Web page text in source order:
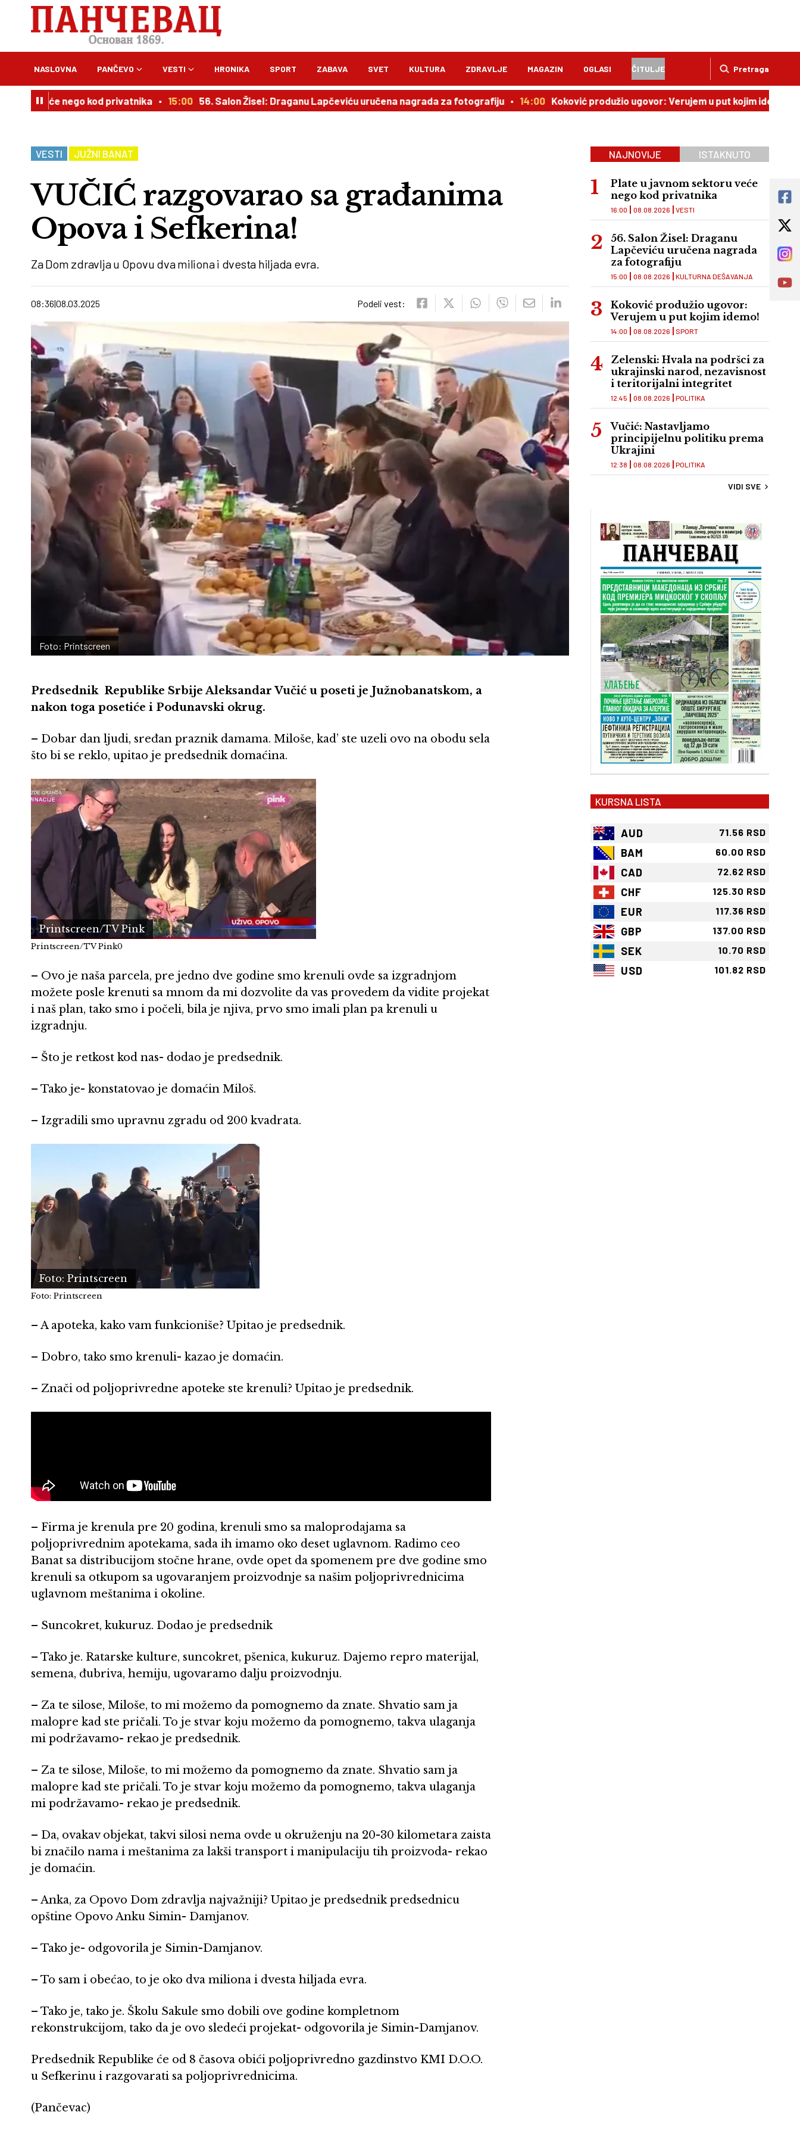
Pretraga
NASLOVNA PANČEVO VESTI HRONIKA SPORT ZABAVA SVET KULTURA ZDRAVLJE MAGAZIN OGLASI ČITULJE
veće nego kod privatnika 15:00 56. Salon Žisel: Draganu Lapčeviću uručena nagrada za fotografiju 14:00 Koković produžio ugovor: Verujem u put kojim idemo!
VESTI JUŽNI BANAT
VUČIĆ razgovarao sa građanima
Opova i Sefkerina!
Za Dom zdravlja u Opovu dva miliona i dvesta hiljada evra.
08:36 08.03.2025 Podeli vest:
Foto: Printscreen
Predsednik Republike Srbije Aleksandar Vučić u poseti je Južnobanatskom, a
nakon toga posetiće i Podunavski okrug.
– Dobar dan ljudi, sređan praznik damama. Miloše, kad’ ste uzeli ovo na obodu sela
što bi se reklo, upitao je predsednik domaćina.
Printscreen/TV Pink0
Printscreen/TV Pink
– Ovo je naša parcela, pre jedno dve godine smo krenuli ovde sa izgradnjom
možete posle krenuti sa mnom da mi dozvolite da vas provedem da vidite projekat
i naš plan, tako smo i počeli, bila je njiva, prvo smo imali plan pa krenuli u
izgradnju.
– Što je retkost kod nas- dodao je predsednik.
– Tako je- konstatovao je domaćin Miloš.
– Izgradili smo upravnu zgradu od 200 kvadrata.
Foto: Printscreen
Foto: Printscreen
– A apoteka, kako vam funkcioniše? Upitao je predsednik.
– Dobro, tako smo krenuli- kazao je domaćin.
– Znači od poljoprivredne apoteke ste krenuli? Upitao je predsednik.
– Firma je krenula pre 20 godina, krenuli smo sa maloprodajama sa
poljoprivrednim apotekama, sada ih imamo oko deset uglavnom. Radimo ceo
Banat sa distribucijom stočne hrane, ovde opet da spomenem pre dve godine smo
krenuli sa otkupom sa ugovaranjem proizvodnje sa našim poljoprivrednicima
uglavnom meštanima i okoline.
– Suncokret, kukuruz. Dodao je predsednik
– Tako je. Ratarske kulture, suncokret, pšenica, kukuruz. Dajemo repro materijal,
semena, đubriva, hemiju, ugovaramo dalju proizvodnju.
– Za te silose, Miloše, to mi možemo da pomognemo da znate. Shvatio sam ja
malopre kad ste pričali. To je stvar koju možemo da pomognemo, takva ulaganja
mi podržavamo- rekao je predsednik.
– Za te silose, Miloše, to mi možemo da pomognemo da znate. Shvatio sam ja
malopre kad ste pričali. To je stvar koju možemo da pomognemo, takva ulaganja
mi podržavamo- rekao je predsednik.
– Da, ovakav objekat, takvi silosi nema ovde u okruženju na 20-30 kilometara zaista
bi značilo nama i meštanima za lakši transport i manipulaciju tih proizvoda- rekao
je domaćin.
– Anka, za Opovo Dom zdravlja najvažniji? Upitao je predsednik predsednicu
opštine Opovo Anku Simin- Damjanov.
– Tako je- odgovorila je Simin-Damjanov.
– To sam i obećao, to je oko dva miliona i dvesta hiljada evra.
– Tako je, tako je. Školu Sakule smo dobili ove godine kompletnom
rekonstrukcijom, tako da je ovo sledeći projekat- odgovorila je Simin-Damjanov.
Predsednik Republike će od 8 časova obići poljoprivredno gazdinstvo KMI D.O.O.
u Sefkerinu i razgovarati sa poljoprivrednicima.
(Pančevac)
NAJNOVIJE ISTAKNUTO
Plate u javnom sektoru veće
nego kod privatnika
VESTI
16:00 08.08.2026
56. Salon Žisel: Draganu
Lapčeviću uručena nagrada
za fotografiju
KULTURNA DEŠAVANJA
15:00 08.08.2026
Koković produžio ugovor:
Verujem u put kojim idemo!
SPORT
14:00 08.08.2026
Zelenski: Hvala na podršci za
ukrajinski narod, nezavisnost
i teritorijalni integritet
POLITIKA
12:45 08.08.2026
Vučić: Nastavljamo
principijelnu politiku prema
Ukrajini
POLITIKA
12:38 08.08.2026
VIDI SVE
KURSNA LISTA
AUD 71.56 RSD
BAM 60.00 RSD
CAD 72.62 RSD
CHF 125.30 RSD
EUR 117.36 RSD
GBP 137.00 RSD
SEK 10.70 RSD
USD 101.82 RSD